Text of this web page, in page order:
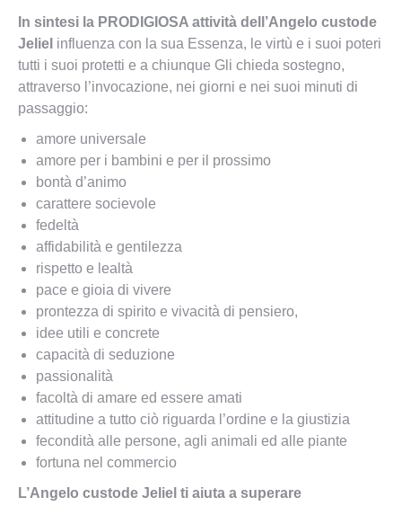
In sintesi la PRODIGIOSA attività dell’Angelo custode
Jeliel influenza con la sua Essenza, le virtù e i suoi poteri
tutti i suoi protetti e a chiunque Gli chieda sostegno,
attraverso l’invocazione, nei giorni e nei suoi minuti di
passaggio:
amore universale
amore per i bambini e per il prossimo
bontà d’animo
carattere socievole
fedeltà
affidabilità e gentilezza
rispetto e lealtà
pace e gioia di vivere
prontezza di spirito e vivacità di pensiero,
idee utili e concrete
capacità di seduzione
passionalità
facoltà di amare ed essere amati
attitudine a tutto ciò riguarda l’ordine e la giustizia
fecondità alle persone, agli animali ed alle piante
fortuna nel commercio
L’Angelo custode Jeliel ti aiuta a superare